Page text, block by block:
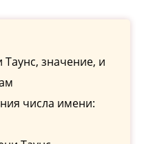
значение, и
числа имени: